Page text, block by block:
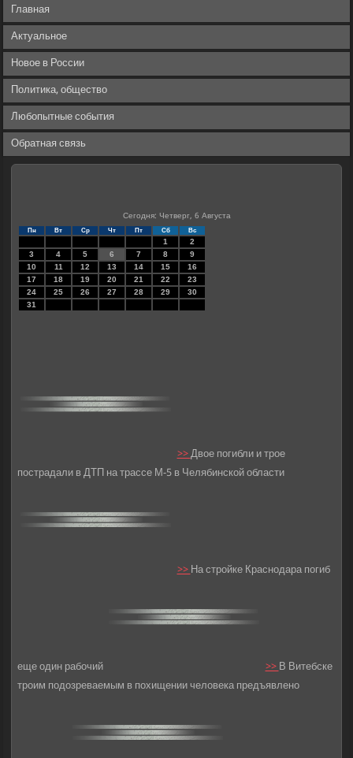
Главная
Актуальное
Новое в России
Политика, общество
Любопытные события
Обратная связь
Сегодня: Четверг, 6 Августа
Пн Вт Ср Чт Пт Сб Вс
1
2
3
4 5 6 7 8
9
10
11 12 13 14 15
16
17
18 19 20 21 22
23
24
25 26 27 28 29
30
31
>>Двое погибли и трое
пострадали в ДТП на трассе М-5 в Челябинской области
>>На стройке Краснодара погиб
еще один рабочий >>В Витебске
троим подозреваемым в похищении человека предъявлено